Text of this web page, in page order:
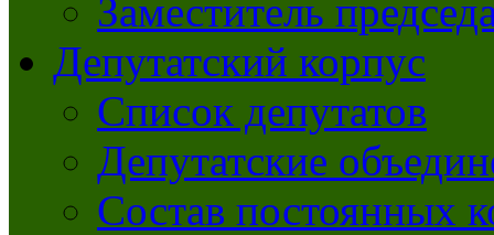
Заместитель
Депутатский корпус
Список депутатов
Депутатские
Состав постоянных